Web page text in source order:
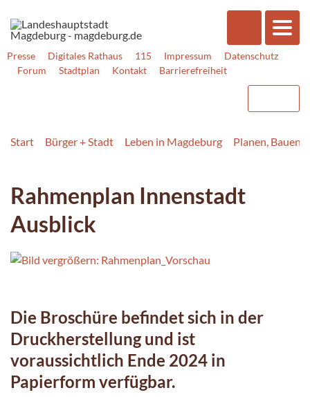
Presse Digitales Rathaus 115 Impressum
Datenschutz
Forum
Stadtplan Kontakt Barrierefreiheit
Start Bürger + Stadt Leben in Magdeburg Planen, Bauen,
Rahmenplan Innenstadt
Ausblick
Die Broschüre befindet sich in der
Druckherstellung und ist
voraussichtlich Ende 2024 in
Papierform verfügbar.